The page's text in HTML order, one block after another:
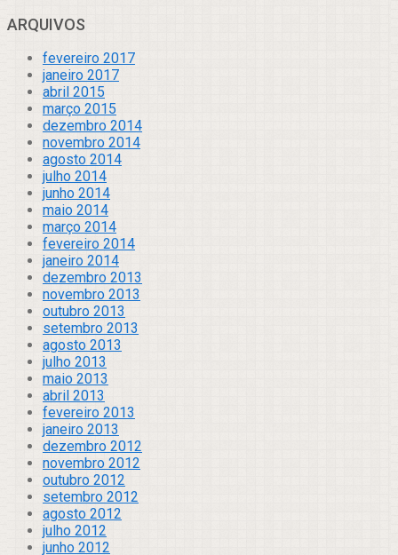
ARQUIVOS
fevereiro 2017
janeiro 2017
abril 2015
março 2015
dezembro 2014
novembro 2014
agosto 2014
julho 2014
junho 2014
maio 2014
março 2014
fevereiro 2014
janeiro 2014
dezembro 2013
novembro 2013
outubro 2013
setembro 2013
agosto 2013
julho 2013
maio 2013
abril 2013
fevereiro 2013
janeiro 2013
dezembro 2012
novembro 2012
outubro 2012
setembro 2012
agosto 2012
julho 2012
junho 2012